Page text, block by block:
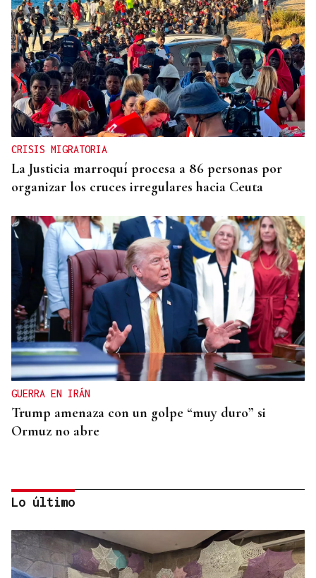
CRISIS MIGRATORIA
La Justicia marroquí procesa a 86 personas por
organizar los cruces irregulares hacia Ceuta
GUERRA EN IRÁN
Trump amenaza con un golpe “muy duro” si
Ormuz no abre
Lo último